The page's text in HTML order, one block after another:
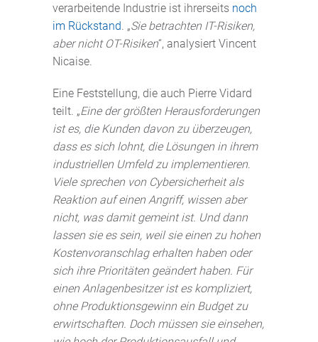
verarbeitende Industrie ist ihrerseits noch
im Rückstand. „Sie betrachten IT-Risiken,
aber nicht OT-Risiken“, analysiert Vincent
Nicaise.
Eine Feststellung, die auch Pierre Vidard
teilt. „Eine der größten Herausforderungen
ist es, die Kunden davon zu überzeugen,
dass es sich lohnt, die Lösungen in ihrem
industriellen Umfeld zu implementieren.
Viele sprechen von Cybersicherheit als
Reaktion auf einen Angriff, wissen aber
nicht, was damit gemeint ist. Und dann
lassen sie es sein, weil sie einen zu hohen
Kostenvoranschlag erhalten haben oder
sich ihre Prioritäten geändert haben. Für
einen Anlagenbesitzer ist es kompliziert,
ohne Produktionsgewinn ein Budget zu
erwirtschaften. Doch müssen sie einsehen,